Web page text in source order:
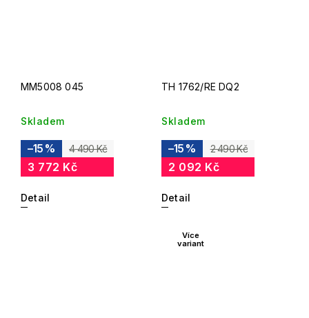
MM5008 045
Skladem
4 490 Kč
–15 %
3 772 Kč
Detail
TH 1762/RE DQ2
Skladem
2 490 Kč
–15 %
2 092 Kč
Detail
Více
variant